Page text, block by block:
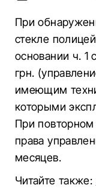
При
стекле
основании ч. 1
грн.
имеющим
которыми
При
права
месяцев.
Читайте также: